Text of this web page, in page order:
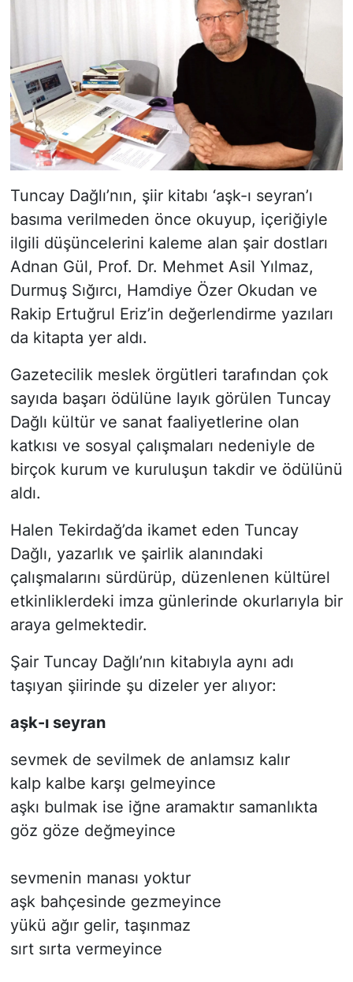
Tuncay Dağlı’nın, şiir kitabı ‘aşk-ı seyran’ı
basıma verilmeden önce okuyup, içeriğiyle
ilgili düşüncelerini kaleme alan şair dostları
Adnan Gül, Prof. Dr. Mehmet Asil Yılmaz,
Durmuş Sığırcı, Hamdiye Özer Okudan ve
Rakip Ertuğrul Eriz’in değerlendirme yazıları
da kitapta yer aldı.
Gazetecilik meslek örgütleri tarafından çok
sayıda başarı ödülüne layık görülen Tuncay
Dağlı kültür ve sanat faaliyetlerine olan
katkısı ve sosyal çalışmaları nedeniyle de
birçok kurum ve kuruluşun takdir ve ödülünü
aldı.
Halen Tekirdağ’da ikamet eden Tuncay
Dağlı, yazarlık ve şairlik alanındaki
çalışmalarını sürdürüp, düzenlenen kültürel
etkinliklerdeki imza günlerinde okurlarıyla bir
araya gelmektedir.
Şair Tuncay Dağlı’nın kitabıyla aynı adı
taşıyan şiirinde şu dizeler yer alıyor:
aşk-ı seyran
sevmek de sevilmek de anlamsız kalır
kalp kalbe karşı gelmeyince
aşkı bulmak ise iğne aramaktır samanlıkta
göz göze değmeyince
sevmenin manası yoktur
aşk bahçesinde gezmeyince
yükü ağır gelir, taşınmaz
sırt sırta vermeyince